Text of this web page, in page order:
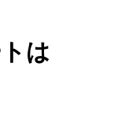
は